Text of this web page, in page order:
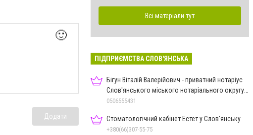
🙂
Додати
Всі матеріали тут
ПІДПРИЄМСТВА СЛОВ'ЯНСЬКА
Бігун Віталій Валерійович - приватний нотаріус
Слов'янського міського нотаріального округу
Дон.обл.
0506555431
Стоматологічний кабінет Естет у Слов'янську
+380(66)307-55-75